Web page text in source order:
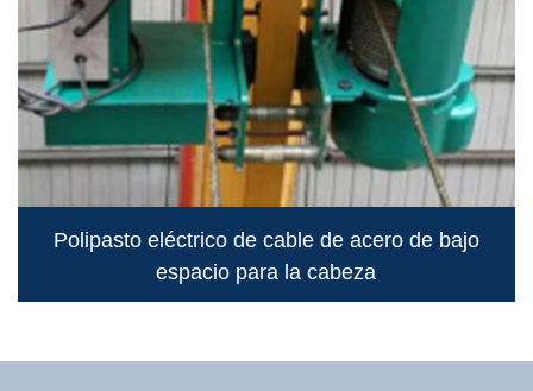
Polipasto eléctrico de cable de acero de bajo
espacio para la cabeza